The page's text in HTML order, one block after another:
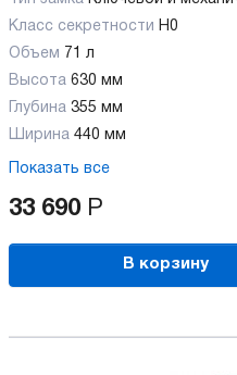
Класс секретности H0
Объем 71 л
Высота 630 мм
Глубина 355 мм
Ширина 440 мм
Показать все
33 690 Р
В корзину